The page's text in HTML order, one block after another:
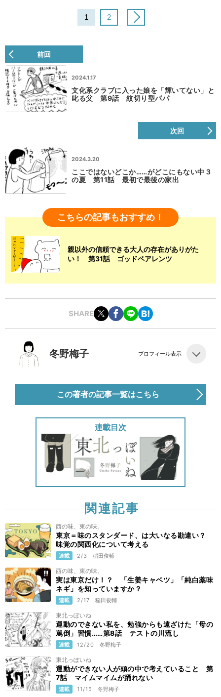
1 2
前回
2024.1.17
文化系クラブに入った娘を「輝いてない」と
叱る父 第9話 紋切り型パパ
次回
2024.3.20
ここではないどこか……がどこにもない中３
の夏 第11話 最初で最後の家出
こちらの記事もおすすめ！
親以外の信頼できる大人の存在がありがた
い！ 第31話 ゴッドペアレンツ
SHARE
冬野梅子 プロフィール表示
この著者の記事一覧はこちら
連載目次
関連記事
西の味、東の味。
東京＝味のスタンダード、は大いなる勘違い？
味覚の関西化について考える
連載 2/3 稲田俊輔
西の味、東の味。
実は東京だけ！？ 「生姜キャベツ」「純白薬味
ネギ」を知っていますか？
連載 2/17 稲田俊輔
東北っぽいね
運動のできない私を、勉強からも遠ざけた「母の
罵倒」習慣……第8話 テストの川流し
連載 12/20 冬野梅子
東北っぽいね
運動ができない人が頭の中で考えていること 第
7話 マイムマイムが踊れない
連載 11/15 冬野梅子